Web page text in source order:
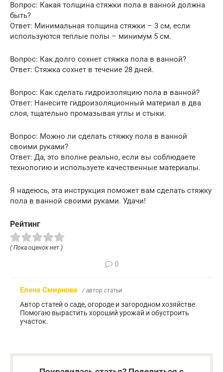
Вопрос: Какая толщина стяжки пола в ванной должна
быть?
Ответ: Минимальная толщина стяжки – 3 см, если
используются теплые полы – минимум 5 см.
Вопрос: Как долго сохнет стяжка пола в ванной?
Ответ: Стяжка сохнет в течение 28 дней.
Вопрос: Как сделать гидроизоляцию пола в ванной?
Ответ: Нанесите гидроизоляционный материал в два
слоя, тщательно промазывая углы и стыки.
Вопрос: Можно ли сделать стяжку пола в ванной
своими руками?
Ответ: Да, это вполне реально, если вы соблюдаете
технологию и используете качественные материалы.
Я надеюсь, эта инструкция поможет вам сделать стяжку
пола в ванной своими руками. Удачи!
Рейтинг
( Пока оценок нет )
0
Елена Смирнова / автор статьи
Автор статей о саде, огороде и загородном хозяйстве.
Помогаю вырастить хороший урожай и обустроить
участок.